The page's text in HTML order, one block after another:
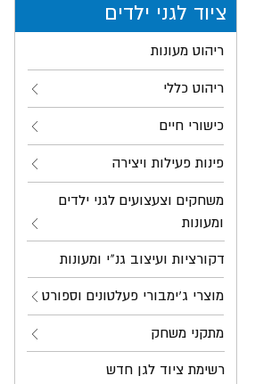
ציוד לגני ילדים
ריהוט מעונות
ריהוט כללי
כישורי חיים
פינות פעילות ויצירה
משחקים וצעצועים לגני ילדים
ומעונות
דקורציות ועיצוב גנ"י ומעונות
מוצרי ג'ימבורי פעלטונים וספורט
מתקני משחק
רשימת ציוד לגן חדש